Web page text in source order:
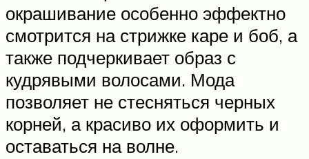
окрашивание особенно эффектно
смотрится на стрижке каре и боб, а
также подчеркивает образ с
кудрявыми волосами. Мода
позволяет не стесняться черных
корней, а красиво их оформить и
оставаться на волне.